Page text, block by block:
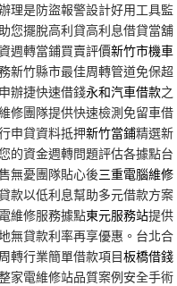
理是防盜報警設計好用工具監
您擺脫高利貸高利息借貸當舖
週轉當鋪買賣評價新竹市機車
新竹縣市最佳周轉管道免保超
辦捷快速借錢永和汽車借款之
修團隊提供快速檢測免留車借
申貸資料抵押新竹當鋪精選新
的資金週轉問題評估各據點台
無憂團隊貼心後三重電腦維修
款以低利息幫助多元借款方案
維修服務據點東元服務站提供
無貸款利率再享優惠。台北合
轉行業簡單借款項目板橋借錢
家電維修站品質案例安全手術